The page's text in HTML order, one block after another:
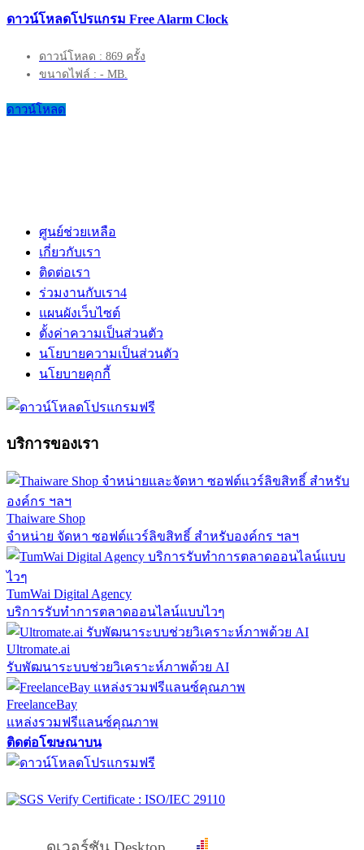
ดาวน์โหลดโปรแกรม Free Alarm Clock
ดาวน์โหลด : 869 ครั้ง
ขนาดไฟล์ : - MB.
ดาวน์โหลด
ศูนย์ช่วยเหลือ
เกี่ยวกับเรา
ติดต่อเรา
ร่วมงานกับเรา4
แผนผังเว็บไซต์
ตั้งค่าความเป็นส่วนตัว
นโยบายความเป็นส่วนตัว
นโยบายคุกกี้
บริการของเรา
Thaiware Shop
จำหน่าย จัดหา ซอฟต์แวร์ลิขสิทธิ์ สำหรับองค์กร ฯลฯ
TumWai Digital Agency
บริการรับทำการตลาดออนไลน์แบบไวๆ
Ultromate.ai
รับพัฒนาระบบช่วยวิเคราะห์ภาพด้วย AI
FreelanceBay
แหล่งรวมฟรีแลนซ์คุณภาพ
ติดต่อโฆษณาบน